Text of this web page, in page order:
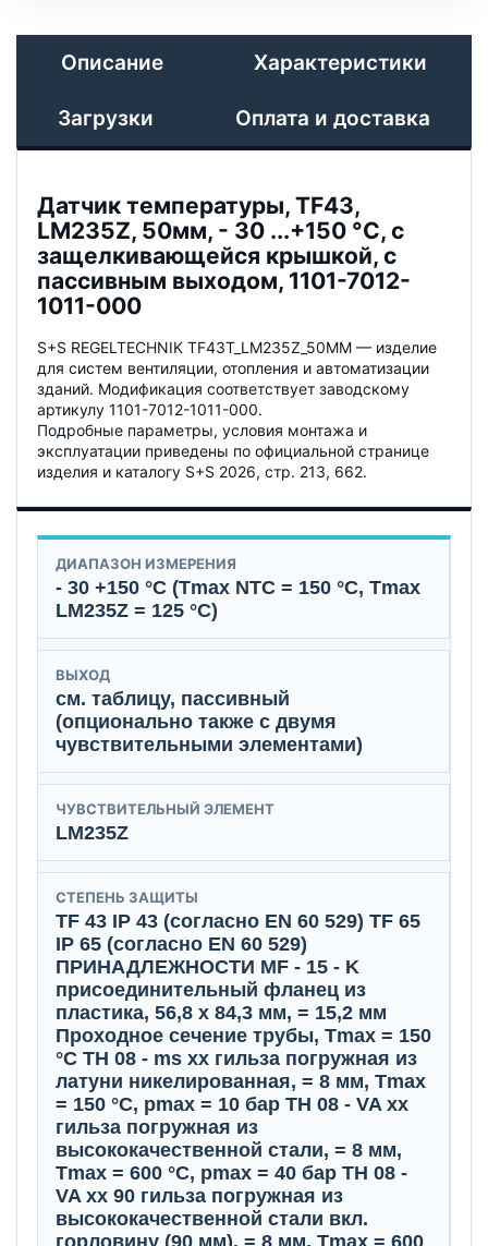
Описание Характеристики
Загрузки Оплата и доставка
Датчик температуры, TF43,
LM235Z, 50мм, - 30 ...+150 °C, с
защелкивающейся крышкой, с
пассивным выходом, 1101-7012-
1011-000
S+S REGELTECHNIK TF43T_LM235Z_50MM — изделие
для систем вентиляции, отопления и автоматизации
зданий. Модификация соответствует заводскому
артикулу 1101-7012-1011-000.
Подробные параметры, условия монтажа и
эксплуатации приведены по официальной странице
изделия и каталогу S+S 2026, стр. 213, 662.
ДИАПАЗОН ИЗМЕРЕНИЯ
- 30 +150 °C (Tmax NTC = 150 °C, Tmax
LM235Z = 125 °C)
ВЫХОД
см. таблицу, пассивный
(опционально также с двумя
чувствительными элементами)
ЧУВСТВИТЕЛЬНЫЙ ЭЛЕМЕНТ
LM235Z
СТЕПЕНЬ ЗАЩИТЫ
TF 43 IP 43 (согласно EN 60 529) TF 65
IP 65 (согласно EN 60 529)
ПРИНАДЛЕЖНОСТИ MF - 15 - K
присоединительный фланец из
пластика, 56,8 x 84,3 мм, = 15,2 мм
Проходное сечение трубы, Tmax = 150
°C TH 08 - ms xx гильза погружная из
латуни никелированная, = 8 мм, Tmax
= 150 °C, pmax = 10 бар TH 08 - VA xx
гильза погружная из
высококачественной стали, = 8 мм,
Tmax = 600 °C, pmax = 40 бар TH 08 -
VA xx 90 гильза погружная из
высококачественной стали вкл.